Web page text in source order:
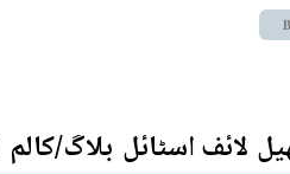
لائف اسٹائل بلاگ/کالم